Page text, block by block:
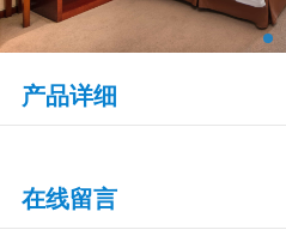
产品详细
在线留言